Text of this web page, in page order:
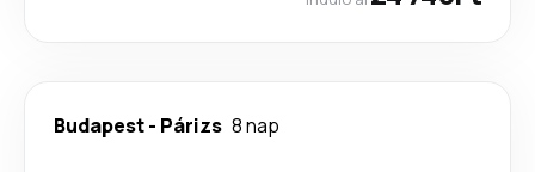
Budapest- Párizs 8 nap